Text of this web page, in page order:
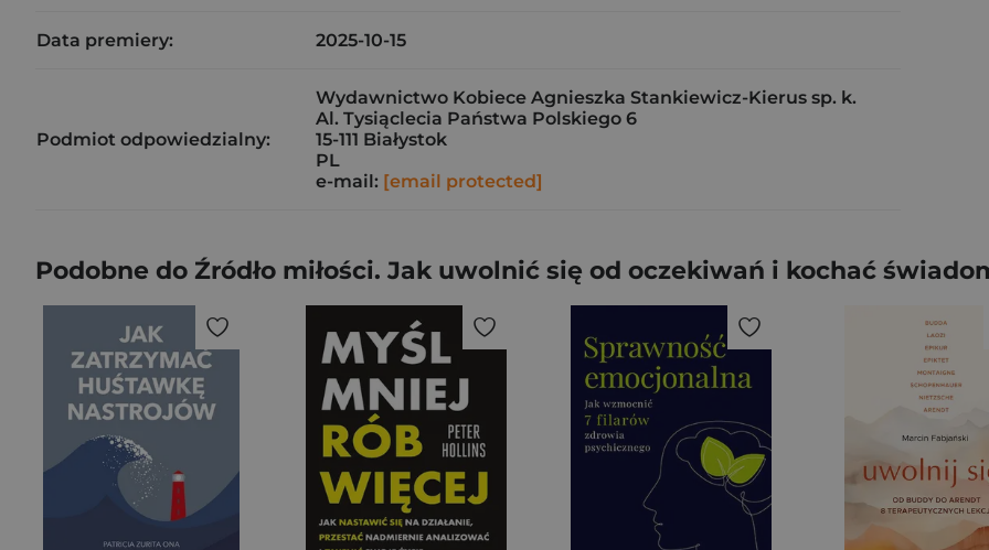
Data premiery: 2025-10-15
Podmiot odpowiedzialny:
Wydawnictwo Kobiece Agnieszka Stankiewicz-Kierus sp. k.
Al. Tysiąclecia Państwa Polskiego 6
15-111 Białystok
PL
e-mail: [email protected]
Podobne do Źródło miłości. Jak uwolnić się od oczekiwań i kochać